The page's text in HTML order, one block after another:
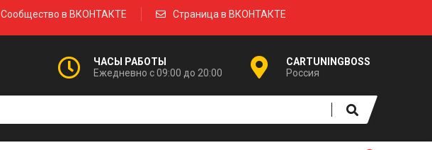
Сообщество в ВКОНТАКТЕ
Страница в ВКОНТАКТЕ
ЧАСЫ РАБОТЫ
Ежедневно с 09:00 до 20:00
CARTUNINGBOSS
Россия